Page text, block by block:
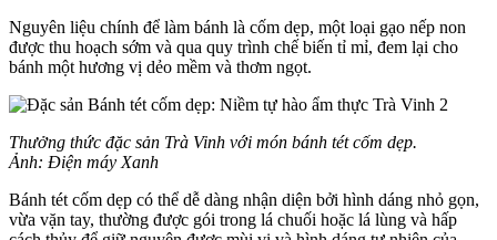
Nguyên liệu chính để làm bánh là cốm dẹp, một loại gạo nếp non
được thu hoạch sớm và qua quy trình chế biến tỉ mỉ, đem lại cho
bánh một hương vị dẻo mềm và thơm ngọt.
Thưởng thức đặc sản Trà Vinh với món bánh tét cốm dẹp.
Ảnh: Điện máy Xanh
Bánh tét cốm dẹp có thể dễ dàng nhận diện bởi hình dáng nhỏ gọn,
vừa vặn tay, thường được gói trong lá chuối hoặc lá lùng và hấp